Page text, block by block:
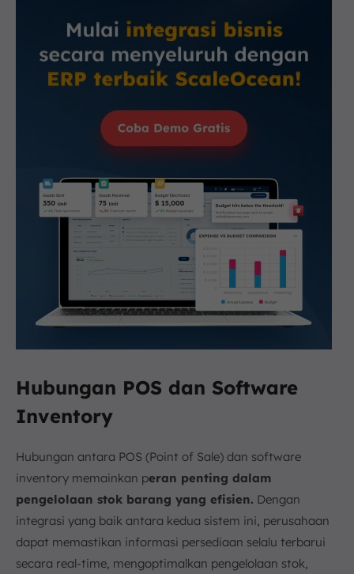
Hubungan POS dan Software
Inventory
Hubungan antara POS (Point of Sale) dan software
inventory memainkan peran penting dalam
pengelolaan stok barang yang efisien. Dengan
integrasi yang baik antara kedua sistem ini, perusahaan
dapat memastikan informasi persediaan selalu terbarui
secara real-time, mengoptimalkan pengelolaan stok,